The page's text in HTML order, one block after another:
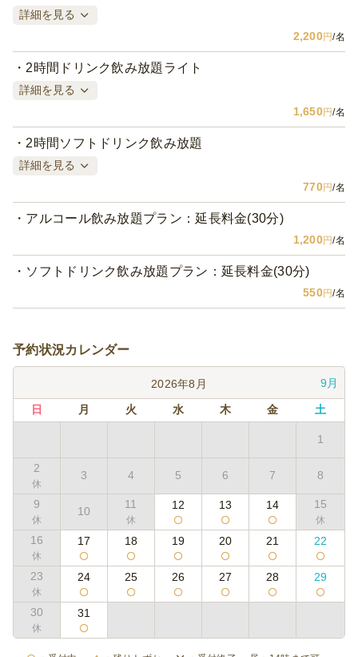
詳細を見る
2,200円/名
2時間ドリンク飲み放題ライト
詳細を見る
1,650円/名
2時間ソフトドリンク飲み放題
詳細を見る
770円/名
アルコール飲み放題プラン：延長料金(30分)
1,200円/名
ソフトドリンク飲み放題プラン：延長料金(30分)
550円/名
予約状況カレンダー
2026年8月 9月
日 月 火 水 木 金 土
1
2
3 4 5 6 7 8
9
10
11 12 13 14 15
16 17 18 19 20 21 22
23 24 25 26 27 28 29
30 31